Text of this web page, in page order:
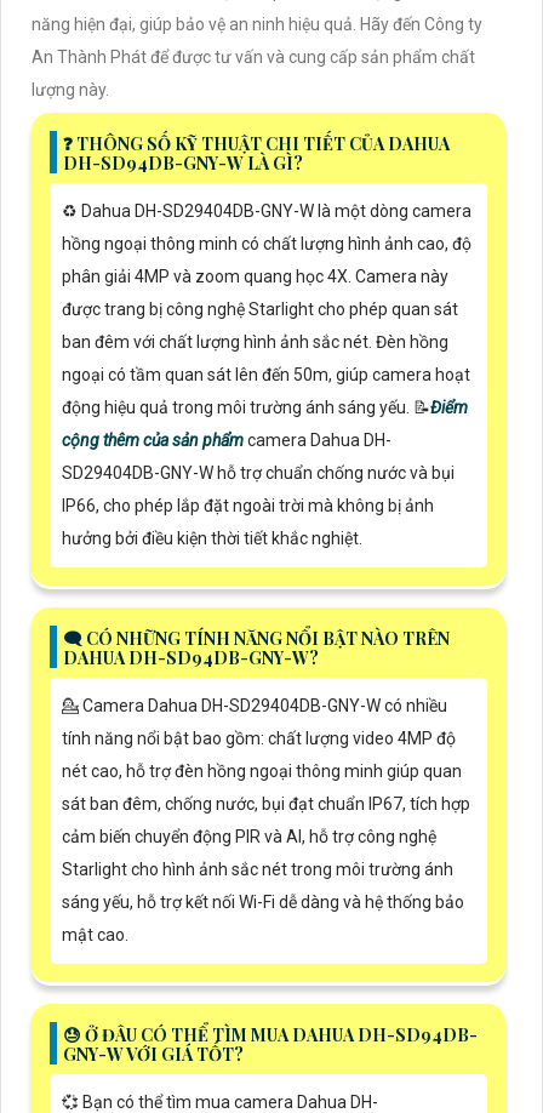
năng hiện đại, giúp bảo vệ an ninh hiệu quả. Hãy đến Công ty
An Thành Phát để được tư vấn và cung cấp sản phẩm chất
lượng này.
❓ THÔNG SỐ KỸ THUẬT CHI TIẾT CỦA DAHUA
DH-SD94DB-GNY-W LÀ GÌ?
♻️ Dahua DH-SD29404DB-GNY-W là một dòng camera
hồng ngoại thông minh có chất lượng hình ảnh cao, độ
phân giải 4MP và zoom quang học 4X. Camera này
được trang bị công nghệ Starlight cho phép quan sát
ban đêm với chất lượng hình ảnh sắc nét. Đèn hồng
ngoại có tầm quan sát lên đến 50m, giúp camera hoạt
động hiệu quả trong môi trường ánh sáng yếu. 📝Điểm
cộng thêm của sản phẩmcamera Dahua DH-
SD29404DB-GNY-W hỗ trợ chuẩn chống nước và bụi
IP66, cho phép lắp đặt ngoài trời mà không bị ảnh
hưởng bởi điều kiện thời tiết khắc nghiệt.
🗨️ CÓ NHỮNG TÍNH NĂNG NỔI BẬT NÀO TRÊN
DAHUA DH-SD94DB-GNY-W?
💁 Camera Dahua DH-SD29404DB-GNY-W có nhiều
tính năng nổi bật bao gồm: chất lượng video 4MP độ
nét cao, hỗ trợ đèn hồng ngoại thông minh giúp quan
sát ban đêm, chống nước, bụi đạt chuẩn IP67, tích hợp
cảm biến chuyển động PIR và AI, hỗ trợ công nghệ
Starlight cho hình ảnh sắc nét trong môi trường ánh
sáng yếu, hỗ trợ kết nối Wi-Fi dễ dàng và hệ thống bảo
mật cao.
😓 Ở ĐÂU CÓ THỂ TÌM MUA DAHUA DH-SD94DB-
GNY-W VỚI GIÁ TỐT?
💞 Bạn có thể tìm mua camera Dahua DH-